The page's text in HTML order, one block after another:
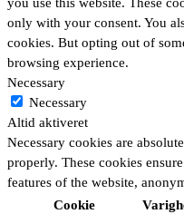
only with your consent. You
cookies. But opting out of
browsing experience.
Necessary
Necessary
Altid aktiveret
Necessary cookies are
properly. These cookies
features of the website,
Cookie